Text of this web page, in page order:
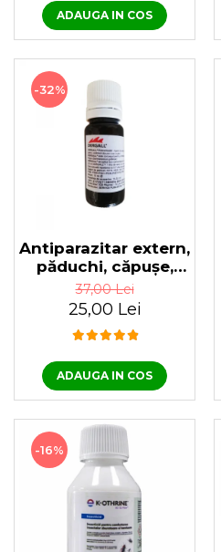
ADAUGA IN COS
-32%
Antiparazitar extern,
păduchi, căpuşe,
pentru păsări
Dergall 10 ml
37,00 Lei
25,00 Lei
ADAUGA IN COS
-16%